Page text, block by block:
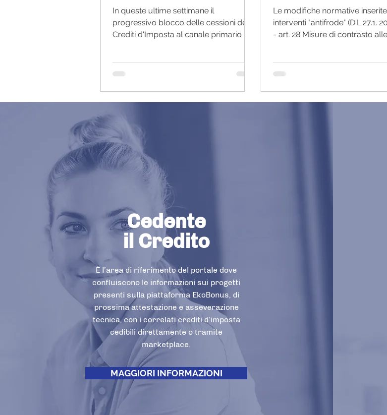
In queste ultime settimane il
progressivo blocco delle cessioni dei
Crediti d'Imposta al canale primario dei
febbraio ore 15.00
Le modifiche normative
interventi "antifrode" (D.L.27.1. 2022, n. 4
- art. 28 Misure di contrasto alle frodi
Cedente
il Credito
È l’area di riferimento del portale dove
confluiscono le informazioni sui progetti
presenti sulla piattaforma EkoBonus, di
prossima attestazione e asseverazione
tecnica, con i correlati crediti d’imposta
cedibili direttamente o tramite
marketplace.
MAGGIORI INFORMAZIONI